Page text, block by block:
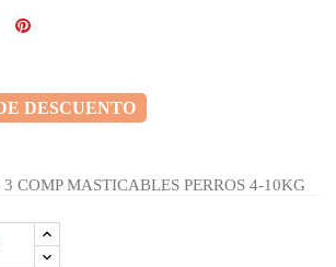
DESCUENTO
COMP MASTICABLES PERROS 4-10KG